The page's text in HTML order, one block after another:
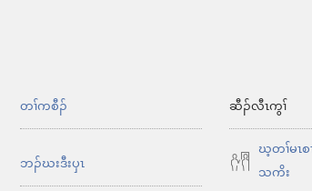
တၢ်ကစီၣ်
ဘၣ်ဃးဒီးပှၤ
ဆီၣ်လီၤကွၢ်
ဃ့တၢ်မၤ
သကိး